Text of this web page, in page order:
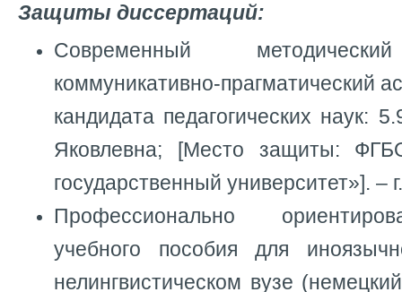
Защиты диссертаций:
Современный
коммуникативно-прагматический
кандидата педагогических наук:
Яковлевна; [Место защиты:
государственный университет»].
Профессионально
учебного пособия для
нелингвистическом вузе